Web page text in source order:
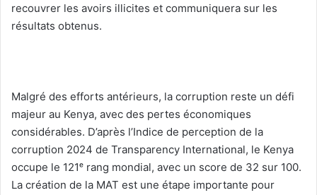
recouvrer les avoirs illicites et communiquera sur les
résultats obtenus.
‎Malgré des efforts antérieurs, la corruption reste un défi
majeur au Kenya, avec des pertes économiques
considérables. D’après l’Indice de perception de la
corruption 2024 de Transparency International, le Kenya
occupe le 121ᵉ rang mondial, avec un score de 32 sur 100.
La création de la MAT est une étape importante pour